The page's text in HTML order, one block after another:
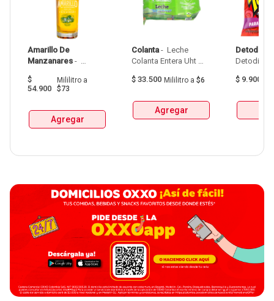
Amarillo De
Manzanares -
De Manzanares
$
54.900
Mililitroa
$73
Agregar
Colanta - Leche
Colanta Entera Uht
$ 33.500 Mililitro a $6
Agregar
Detodito
$ 9.900